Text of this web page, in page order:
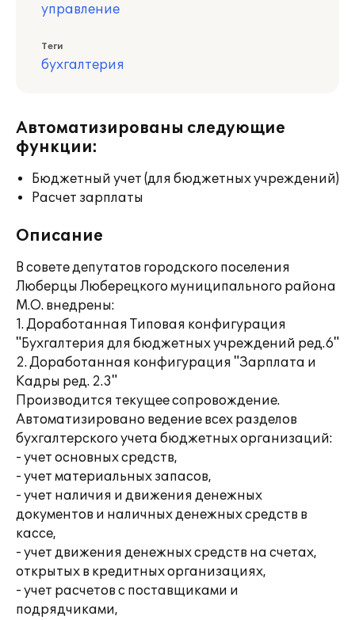
управление
Теги
бухгалтерия
Автоматизированы следующие
функции:
Бюджетный учет (для бюджетных учреждений)
Расчет зарплаты
Описание
В совете депутатов городского поселения
Люберцы Люберецкого муниципального района
М.О. внедрены:
1. Доработанная Типовая конфигурация
"Бухгалтерия для бюджетных учреждений ред.6"
2. Доработанная конфигурация "Зарплата и
Кадры ред. 2.3"
Производится текущее сопровождение.
Автоматизировано ведение всех разделов
бухгалтерского учета бюджетных организаций:
- учет основных средств,
- учет материальных запасов,
- учет наличия и движения денежных
документов и наличных денежных средств в
кассе,
- учет движения денежных средств на счетах,
открытых в кредитных организациях,
- учет расчетов с поставщиками и
подрядчиками,